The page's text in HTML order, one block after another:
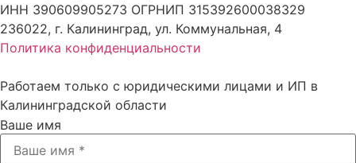
ИНН 390609905273 ОГРНИП 315392600038329
236022, г. Калининград, ул. Коммунальная, 4
Политика конфиденциальности
Работаем только с юридическими лицами и ИП в
Калининградской области
Ваше имя